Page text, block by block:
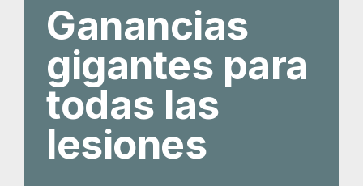
Ganancias
gigantes para
todas las
lesiones